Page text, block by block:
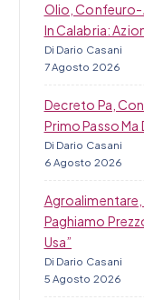
Olio, Confeuro-
In Calabria:
Di Dario Casani
7 Agosto 2026
Decreto Pa,
Primo Passo Ma
Di Dario Casani
6 Agosto 2026
Paghiamo
Usa”
Di Dario Casani
5 Agosto 2026